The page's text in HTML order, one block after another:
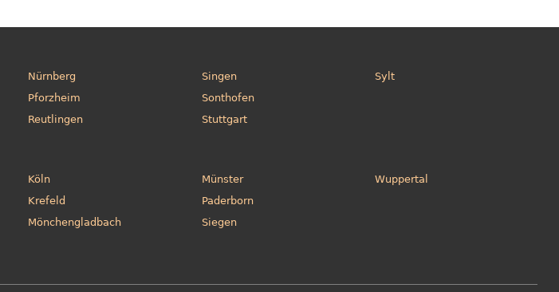
Nürnberg
Pforzheim
Reutlingen
Singen
Sonthofen
Stuttgart
Sylt
Köln
Krefeld
Mönchengladbach
Münster
Paderborn
Siegen
Wuppertal